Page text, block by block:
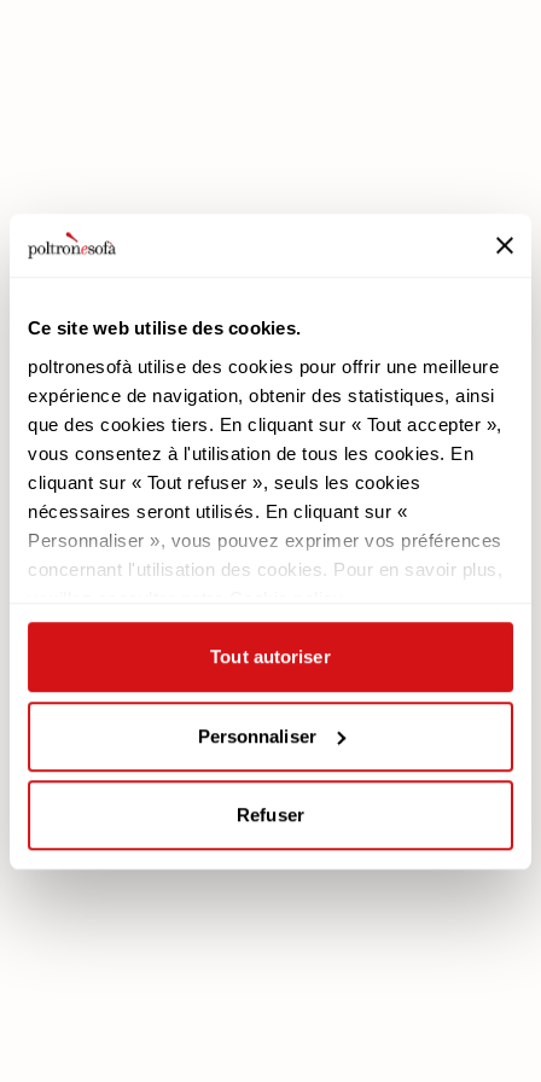
Ce site web utilise des cookies.
poltronesofà utilise des cookies pour offrir une meilleure
expérience de navigation, obtenir des statistiques, ainsi
que des cookies tiers. En cliquant sur « Tout accepter »,
vous consentez à l'utilisation de tous les cookies. En
cliquant sur « Tout refuser », seuls les cookies
nécessaires seront utilisés. En cliquant sur «
Personnaliser », vous pouvez exprimer vos préférences
concernant l'utilisation des cookies. Pour en savoir plus,
Tout autoriser
Personnaliser
Refuser
poltronesofà
Pourquoi nous choisir
Nos Magasins
Nous recrutons
Contacts
Produits
Les Promotions
Revêtements
Les Canapés
Les Fauteuils
Documentation
Légale
Plan Assistance
Téléchargez votre garantie